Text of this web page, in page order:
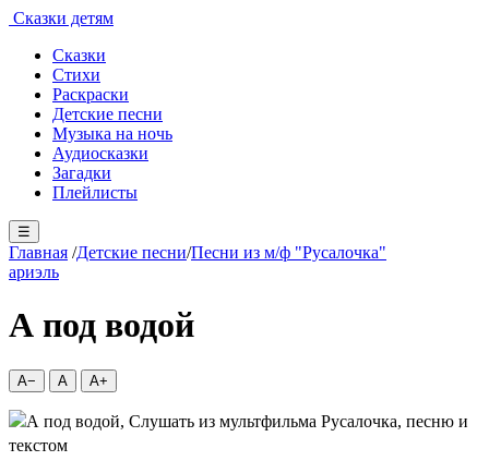
Сказки детям
Сказки
Стихи
Раскраски
Детские песни
Музыка на ночь
Аудиосказки
Загадки
Плейлисты
☰
Главная /Детские песни/Песни из м/ф "Русалочка"
ариэль
А под водой
A− A A+